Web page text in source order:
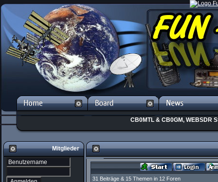
CB0MTL & CB0GM, WEBSDR
Mitglieder
31 Beiträge & 15 Themen in 12 Foren